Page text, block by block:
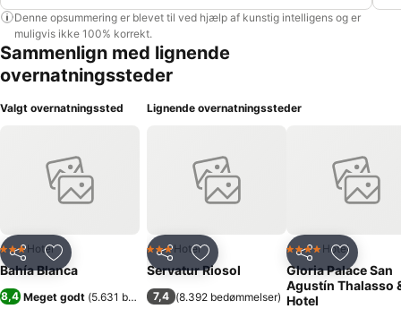
Denne opsummering er blevet til ved hjælp af kunstig intelligens og er
muligvis ikke 100% korrekt.
Sammenlign med lignende
overnatningssteder
Valgt overnatningssted
Del Føj til favoritter
3 Stjerner
Hotel
Bahía Blanca
8,4 Meget godt (5.631 bedømmelser)
Lignende overnatningssteder
Del Føj til favoritter
3 Stjerner
Hotel
Servatur Riosol
7,4 (8.392 bedømmelser)
Del Føj til
4 StjernerHotel
Gloria Palace San
Agustín Thalasso
Hotel